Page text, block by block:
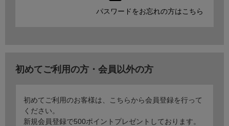
パスワードをお忘れの方はこちら
初めてご利用の方・会員以外の方
初めてご利用のお客様は、こちらから会員登録を行って
ください。
新規会員登録で500ポイントプレゼントしております。